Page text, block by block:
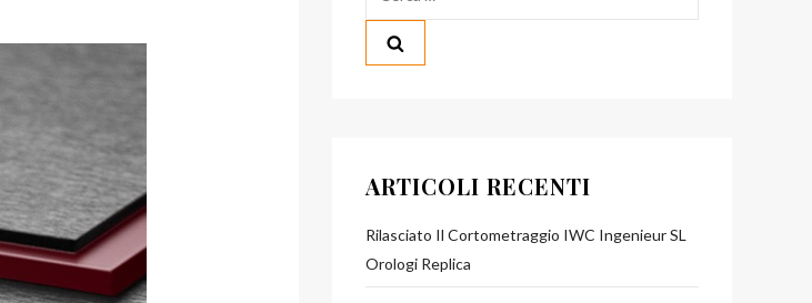
ARTICOLI RECENTI
Rilasciato Il Cortometraggio IWC Ingenieur SL
Orologi Replica